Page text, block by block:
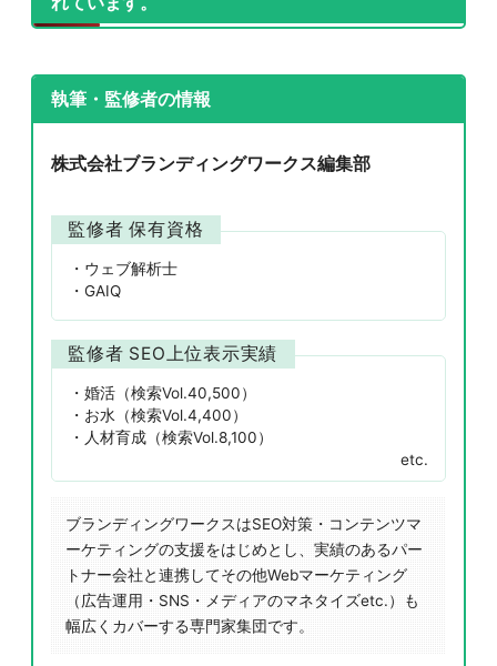
執筆・監修者の情報
株式会社ブランディングワークス編集部
監修者 保有資格
ウェブ解析士
GAIQ
監修者 SEO上位表示実績
婚活（検索Vol.40,500）
お水（検索Vol.4,400）
人材育成（検索Vol.8,100）
etc.
ブランディングワークスはSEO対策・コンテンツマ
ーケティングの支援をはじめとし、実績のあるパー
トナー会社と連携してその他Webマーケティング
（広告運用・SNS・メディアのマネタイズetc.）も
幅広くカバーする専門家集団です。